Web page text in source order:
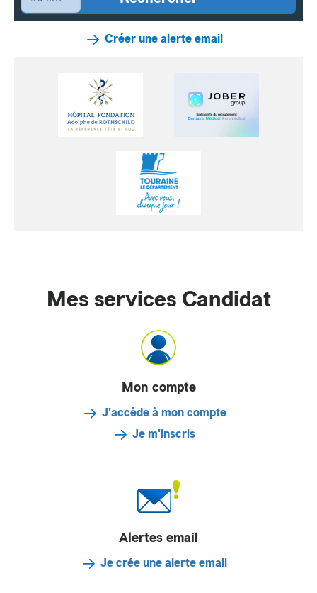
Créer une alerte email
Mes services Candidat
Mon compte
J'accède à mon compte
Je m'inscris
Alertes email
Je crée une alerte email